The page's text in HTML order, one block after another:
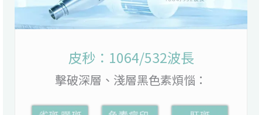
皮秒：1064/532波長
擊破深層、淺層黑色素煩惱：